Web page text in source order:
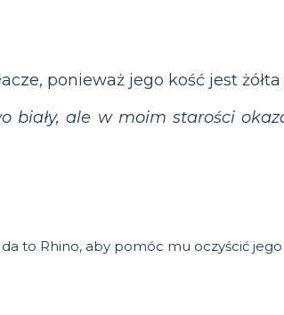
ponieważ jego kość jest
biały, ale w moim starości
to Rhino, aby pomóc mu oczyścić jego